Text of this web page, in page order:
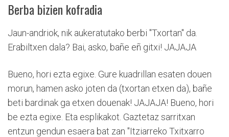
Berba bizien kofradia
Jaun-andriok, nik aukeratutako berbi "Txortan" da.
Erabiltxen dala? Bai, asko, bañe eñ gitxi! JAJAJA
Bueno, hori ezta egixe. Gure kuadrillan esaten douen
morun, hamen asko joten da (txortan etxen da), bañe
beti bardinak ga etxen douenak! JAJAJA! Bueno, hori
be ezta egixe. Eta esplikakot. Gaztetaz sarritxan
entzun gendun esaera bat zan "Itziarreko Txitxarro